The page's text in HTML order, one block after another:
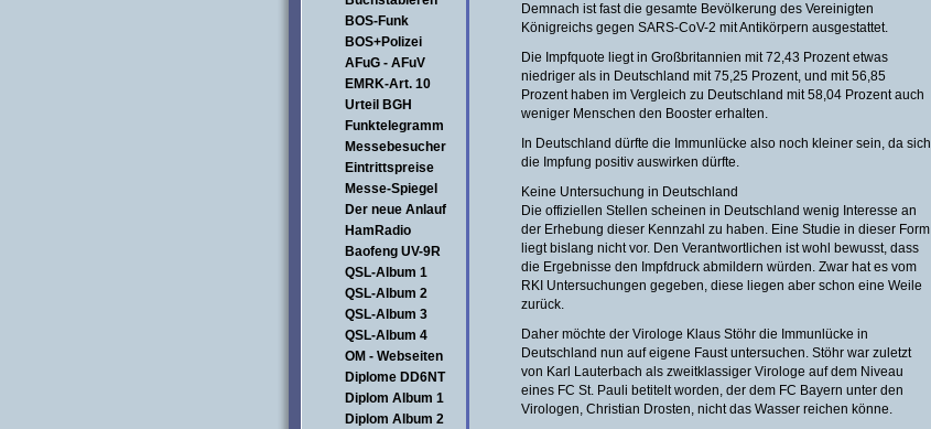
BOS-Funk
BOS+Polizei
AFuG - AFuV
EMRK-Art. 10
Urteil BGH
Funktelegramm
Messebesucher
Eintrittspreise
Messe-Spiegel
Der neue Anlauf
HamRadio
Baofeng UV-9R
QSL-Album 1
QSL-Album 2
QSL-Album 3
QSL-Album 4
OM - Webseiten
Diplome DD6NT
Diplom Album 1
Diplom Album 2
Demnach ist fast die gesamte Bevölkerung des Vereinigten
Königreichs gegen SARS-CoV-2 mit Antikörpern ausgestattet.
Die Impfquote liegt in Großbritannien mit 72,43 Prozent etwas
niedriger als in Deutschland mit 75,25 Prozent, und mit 56,85
Prozent haben im Vergleich zu Deutschland mit 58,04 Prozent auch
weniger Menschen den Booster erhalten.
In Deutschland dürfte die Immunlücke also noch kleiner sein, da sich
die Impfung positiv auswirken dürfte.
Keine Untersuchung in Deutschland
Die offiziellen Stellen scheinen in Deutschland wenig Interesse an
der Erhebung dieser Kennzahl zu haben. Eine Studie in dieser Form
liegt bislang nicht vor. Den Verantwortlichen ist wohl bewusst, dass
die Ergebnisse den Impfdruck abmildern würden. Zwar hat es vom
RKI Untersuchungen gegeben, diese liegen aber schon eine Weile
zurück.
Daher möchte der Virologe Klaus Stöhr die Immunlücke in
Deutschland nun auf eigene Faust untersuchen. Stöhr war zuletzt
von Karl Lauterbach als zweitklassiger Virologe auf dem Niveau
eines FC St. Pauli betitelt worden, der dem FC Bayern unter den
Virologen, Christian Drosten, nicht das Wasser reichen könne.